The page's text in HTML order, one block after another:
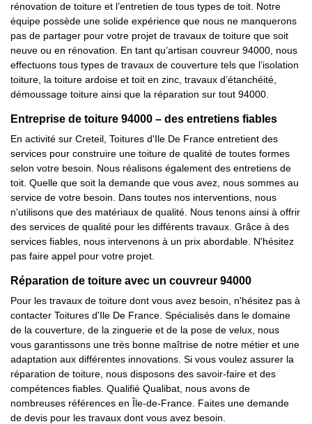
rénovation de toiture et l’entretien de tous types de toit. Notre
équipe possède une solide expérience que nous ne manquerons
pas de partager pour votre projet de travaux de toiture que soit
neuve ou en rénovation. En tant qu’artisan couvreur 94000, nous
effectuons tous types de travaux de couverture tels que l’isolation
toiture, la toiture ardoise et toit en zinc, travaux d’étanchéité,
démoussage toiture ainsi que la réparation sur tout 94000.
Entreprise de toiture 94000 – des entretiens fiables
En activité sur Creteil, Toitures d'Ile De France entretient des
services pour construire une toiture de qualité de toutes formes
selon votre besoin. Nous réalisons également des entretiens de
toit. Quelle que soit la demande que vous avez, nous sommes au
service de votre besoin. Dans toutes nos interventions, nous
n'utilisons que des matériaux de qualité. Nous tenons ainsi à offrir
des services de qualité pour les différents travaux. Grâce à des
services fiables, nous intervenons à un prix abordable. N'hésitez
pas faire appel pour votre projet.
Réparation de toiture avec un couvreur 94000
Pour les travaux de toiture dont vous avez besoin, n'hésitez pas à
contacter Toitures d'Ile De France. Spécialisés dans le domaine
de la couverture, de la zinguerie et de la pose de velux, nous
vous garantissons une très bonne maîtrise de notre métier et une
adaptation aux différentes innovations. Si vous voulez assurer la
réparation de toiture, nous disposons des savoir-faire et des
compétences fiables. Qualifié Qualibat, nous avons de
nombreuses références en Île-de-France. Faites une demande
de devis pour les travaux dont vous avez besoin.